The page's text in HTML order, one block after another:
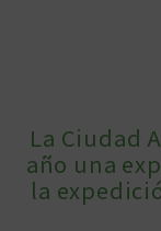
La Ciudad
año una
la